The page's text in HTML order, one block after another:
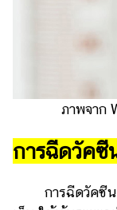
ภาพจาก
การฉีดวัคซี
การฉีดวัคซี